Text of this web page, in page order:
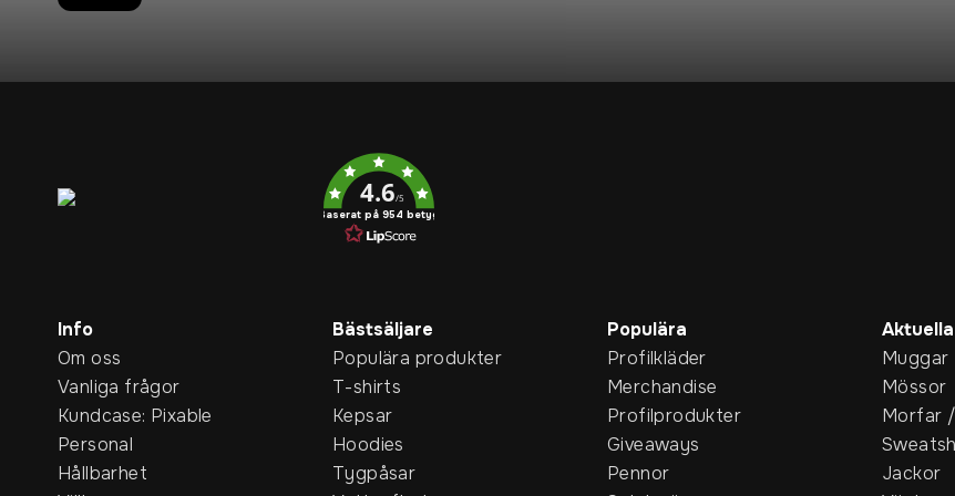
4.6/5
Baserat på 954 betyg
Info
Om oss
Vanliga frågor
Kundcase: Pixable
Personal
Hållbarhet
Bästsäljare
Populära produkter
T-shirts
Kepsar
Hoodies
Tygpåsar
Populära
Profilkläder
Merchandise
Profilprodukter
Giveaways
Pennor
Aktuella
Muggar
Mössor
Morfar
Jackor